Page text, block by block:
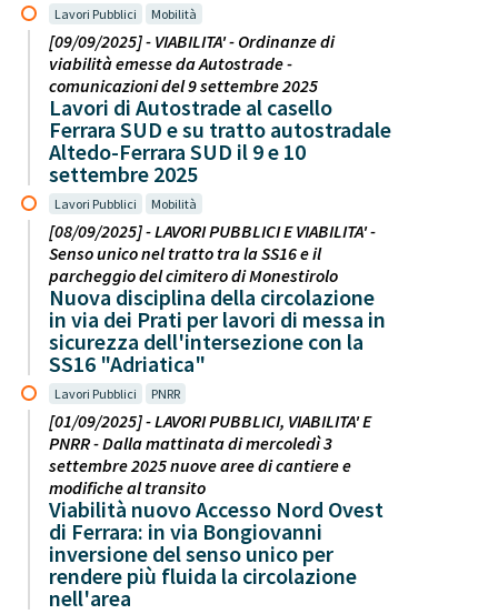
Lavori Pubblici Mobilità
[09/09/2025] - VIABILITA' - Ordinanze di
viabilità emesse da Autostrade -
comunicazioni del 9 settembre 2025
Lavori di Autostrade al casello
Ferrara SUD e su tratto autostradale
Altedo-Ferrara SUD il 9 e 10
settembre 2025
Lavori Pubblici Mobilità
[08/09/2025] - LAVORI PUBBLICI E VIABILITA' -
Senso unico nel tratto tra la SS16 e il
parcheggio del cimitero di Monestirolo
Nuova disciplina della circolazione
in via dei Prati per lavori di messa in
sicurezza dell'intersezione con la
SS16 "Adriatica"
Lavori Pubblici PNRR
[01/09/2025] - LAVORI PUBBLICI, VIABILITA' E
PNRR - Dalla mattinata di mercoledì 3
settembre 2025 nuove aree di cantiere e
modifiche al transito
Viabilità nuovo Accesso Nord Ovest
di Ferrara: in via Bongiovanni
inversione del senso unico per
rendere più fluida la circolazione
nell'area